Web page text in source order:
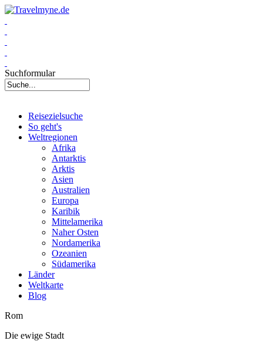
Suchformular
Reisezielsuche
So geht's
Weltregionen
Afrika
Antarktis
Arktis
Asien
Australien
Europa
Karibik
Mittelamerika
Naher Osten
Nordamerika
Ozeanien
Südamerika
Länder
Weltkarte
Blog
Rom
Die ewige Stadt